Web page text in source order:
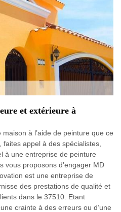
et extérieure à
à l’aide de peinture que ce
faites appel à des spécialistes,
à une entreprise de peinture
vous proposons d’engager MD
est une entreprise de
des prestations de qualité et
dans le 37510. Etant
crainte à des erreurs ou d’une